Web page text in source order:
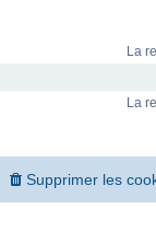
La
La
Supprimer les